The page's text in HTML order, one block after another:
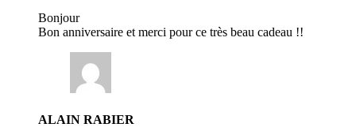
Bonjour
Bon anniversaire et merci pour ce très beau cadeau !!
ALAIN RABIER